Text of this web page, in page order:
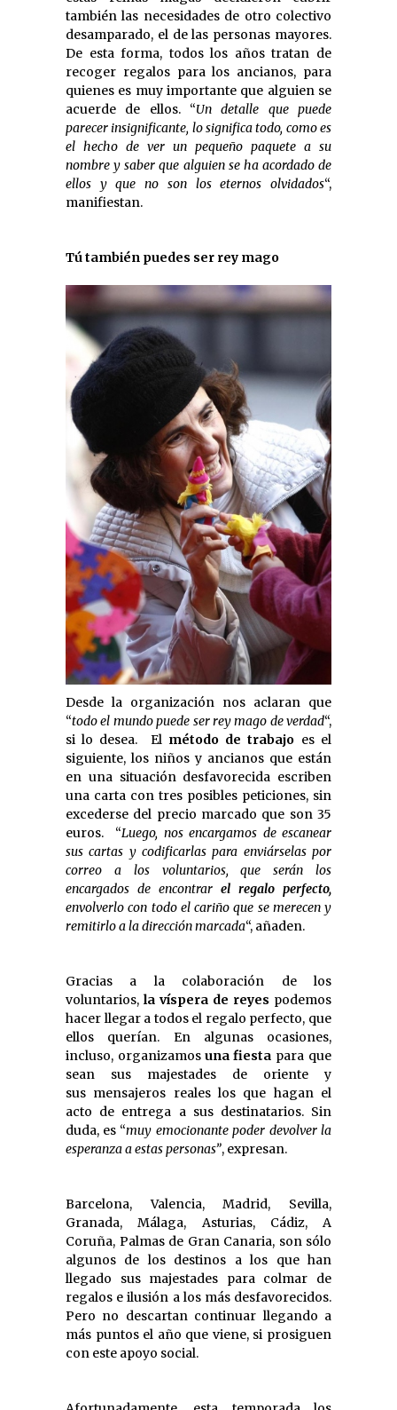
también las necesidades de otro colectivo
desamparado, el de las personas mayores.
De esta forma, todos los años tratan de
recoger regalos para los ancianos, para
quienes es muy importante que alguien se
acuerde de ellos. “Un detalle que puede
parecer insignificante, lo significa todo, como es
el hecho de ver un pequeño paquete a su
nombre y saber que alguien se ha acordado de
ellos y que no son los eternos olvidados“,
manifiestan.
Tú también puedes ser rey mago
Desde la organización nos aclaran que
“todo el mundo puede ser rey mago de verdad“,
si lo desea. El método de trabajo es el
siguiente, los niños y ancianos que están
en una situación desfavorecida escriben
una carta con tres posibles peticiones, sin
excederse del precio marcado que son 35
euros. “Luego, nos encargamos de escanear
sus cartas y codificarlas para enviárselas por
correo a los voluntarios, que serán los
encargados de encontrar el regalo perfecto,
envolverlo con todo el cariño que se merecen y
remitirlo a la dirección marcada“, añaden.
Gracias a la colaboración de los
voluntarios, la víspera de reyes podemos
hacer llegar a todos el regalo perfecto, que
ellos querían. En algunas ocasiones,
incluso, organizamos una fiesta para que
sean sus majestades de oriente y
sus mensajeros reales los que hagan el
acto de entrega a sus destinatarios. Sin
duda, es “muy emocionante poder devolver la
esperanza a estas personas”, expresan.
Barcelona, Valencia, Madrid, Sevilla,
Granada, Málaga, Asturias, Cádiz, A
Coruña, Palmas de Gran Canaria, son sólo
algunos de los destinos a los que han
llegado sus majestades para colmar de
regalos e ilusión a los más desfavorecidos.
Pero no descartan continuar llegando a
más puntos el año que viene, si prosiguen
con este apoyo social.